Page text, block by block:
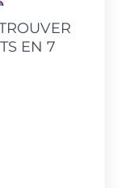
EN 7